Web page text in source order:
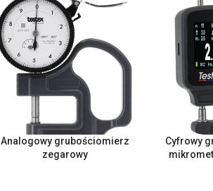
Analogowy grubościomierz
zegarowy
Cyfrowy